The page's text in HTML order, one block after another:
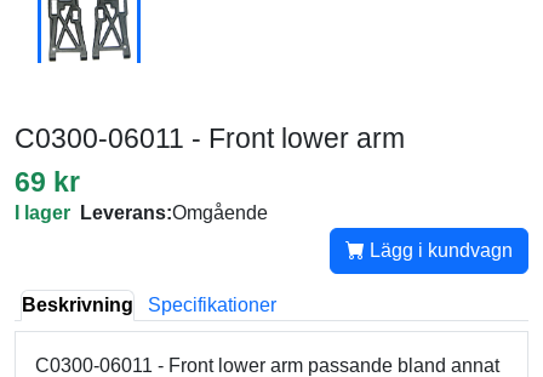
C0300-06011 - Front lower arm
69 kr
I lager Leverans:Omgående
Lägg i kundvagn
Beskrivning Specifikationer
C0300-06011 - Front lower arm passande bland annat